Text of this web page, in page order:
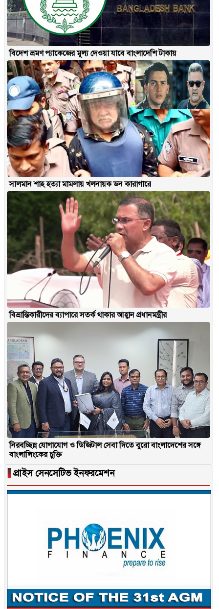
বিদেশ ভ্রমণ প্যাকেজের মূল্য দেওয়া যাবে বাংলাদেশি টাকায়
সালমান শাহ হত্যা মামলায় খলনায়ক ডন কারাগারে
বিভ্রান্তিকারীদের ব্যাপারে সতর্ক থাকার আহ্বান প্রধানমন্ত্রীর
নিরবচ্ছিন্ন যোগাযোগ ও ডিজিটাল সেবা দিতে বুরো বাংলাদেশের সঙ্গে
বাংলালিংকের চুক্তি
▐ প্রাইস সেনসেটিভ ইনফরমেশন